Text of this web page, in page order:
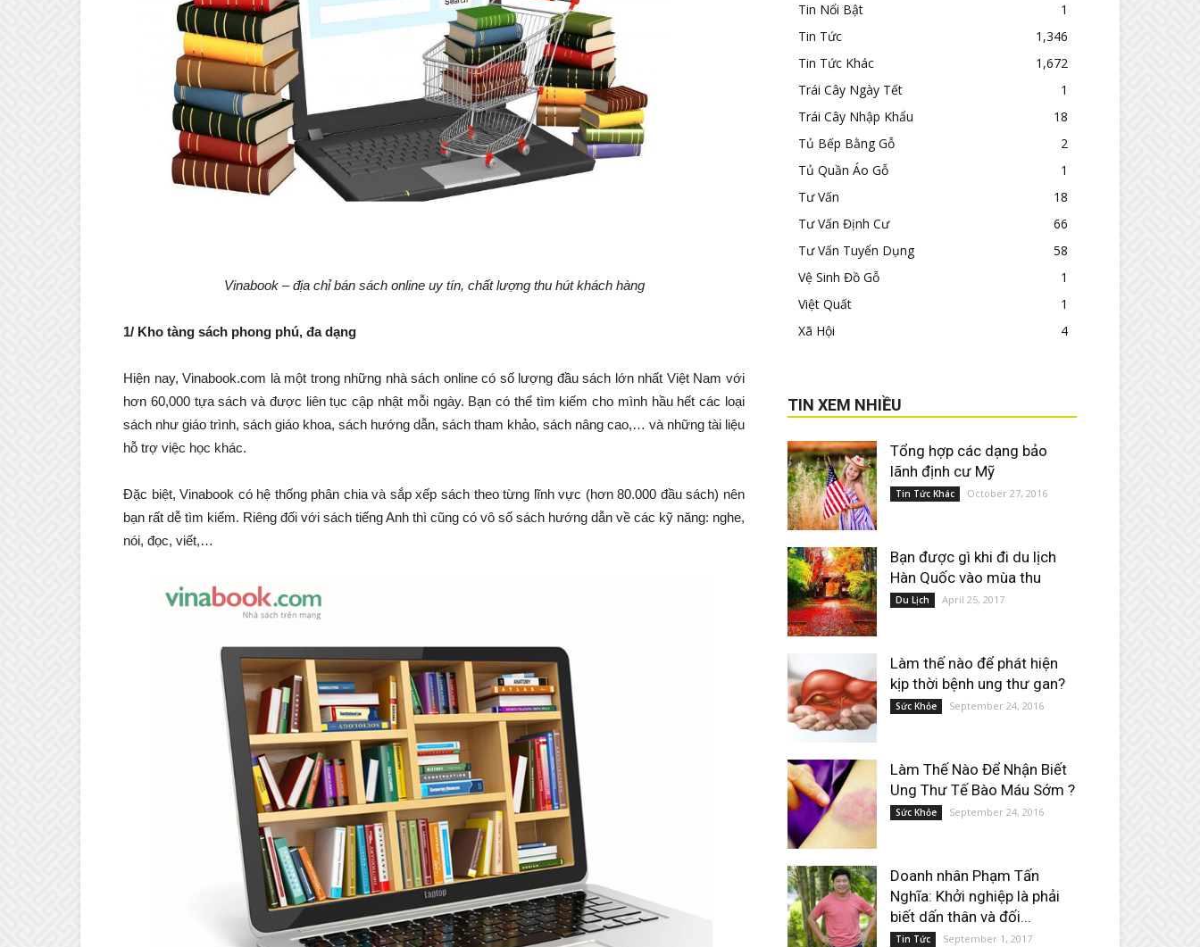
Vinabook – địa chỉ bán sách online uy tín, chất lượng thu hút khách hàng
1/ Kho tàng sách phong phú, đa dạng
Hiện nay, Vinabook.com là một trong những nhà sách online có số lượng đầu sách lớn nhất Việt Nam với
hơn 60,000 tựa sách và được liên tục cập nhật mỗi ngày. Bạn có thể tìm kiếm cho mình hầu hết các loại
sách như giáo trình, sách giáo khoa, sách hướng dẫn, sách tham khảo, sách nâng cao,… và những tài liệu
hỗ trợ việc học khác.
Đặc biệt, Vinabook có hệ thống phân chia và sắp xếp sách theo từng lĩnh vực (hơn 80.000 đầu sách) nên
bạn rất dễ tìm kiếm. Riêng đối với sách tiếng Anh thì cũng có vô số sách hướng dẫn về các kỹ năng: nghe,
nói, đọc, viết,…
Tin Nổi Bật
1
Tin Tức
1,346
Tin Tức Khác
1,672
Trái Cây Ngày Tết
1
Trái Cây Nhập Khẩu
18
Tủ Bếp Bằng Gỗ
2
Tủ Quần Áo Gỗ
1
Tư Vấn
18
Tư Vấn Định Cư
66
Tư Vấn Tuyển Dụng
58
Vệ Sinh Đồ Gỗ
1
Việt Quất
1
Xã Hội
4
TIN XEM NHIỀU
Tổng hợp các dạng bảo
lãnh định cư Mỹ
Tin Tức Khác October 27, 2016
Bạn được gì khi đi du lịch
Hàn Quốc vào mùa thu
Du Lịch April 25, 2017
Làm thế nào để phát hiện
kịp thời bệnh ung thư gan?
Sức Khỏe September 24, 2016
Làm Thế Nào Để Nhận Biết
Ung Thư Tế Bào Máu Sớm ?
Sức Khỏe September 24, 2016
Doanh nhân Phạm Tấn
Nghĩa: Khởi nghiệp là phải
biết dấn thân và đối...
Tin Tức September 1, 2017